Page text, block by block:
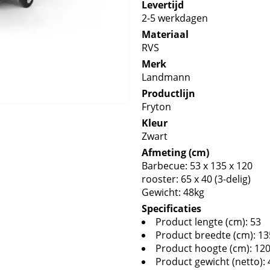
Levertijd
2-5 werkdagen
Materiaal
RVS
Merk
Landmann
Productlijn
Fryton
Kleur
Zwart
Afmeting (cm)
Barbecue: 53 x 135 x 120
rooster: 65 x 40 (3-delig)
Gewicht: 48kg
Specificaties
Product lengte (cm): 53
Product breedte (cm):
Product hoogte (cm): 120
Product gewicht (netto):